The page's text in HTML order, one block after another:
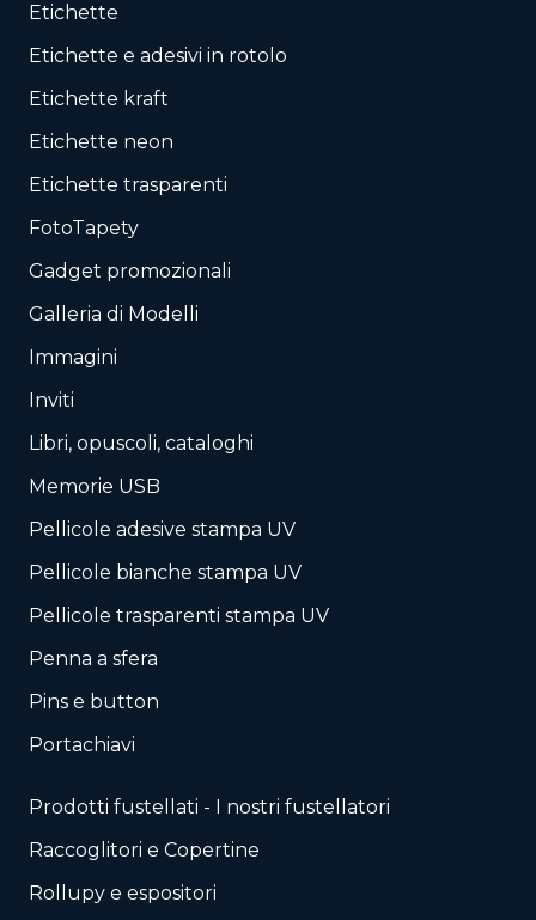
Etichette
Etichette e adesivi in rotolo
Etichette kraft
Etichette neon
Etichette trasparenti
FotoTapety
Gadget promozionali
Galleria di Modelli
Immagini
Inviti
Libri, opuscoli, cataloghi
Memorie USB
Pellicole adesive stampa UV
Pellicole bianche stampa UV
Pellicole trasparenti stampa UV
Penna a sfera
Pins e button
Portachiavi
Prodotti fustellati - I nostri fustellatori
Raccoglitori e Copertine
Rollupy e espositori